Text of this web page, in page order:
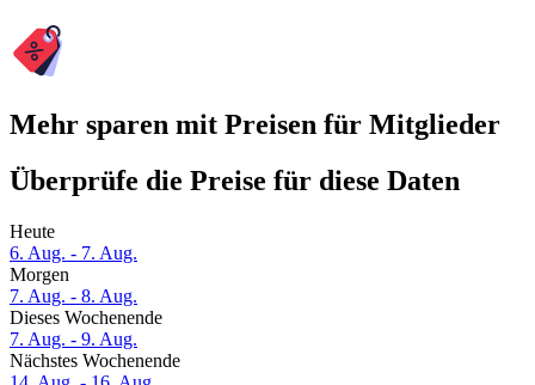
Mehr sparen mit Preisen für Mitglieder
Überprüfe die Preise für diese Daten
Heute
6. Aug. - 7. Aug.
Morgen
7. Aug. - 8. Aug.
Dieses Wochenende
7. Aug. - 9. Aug.
Nächstes Wochenende